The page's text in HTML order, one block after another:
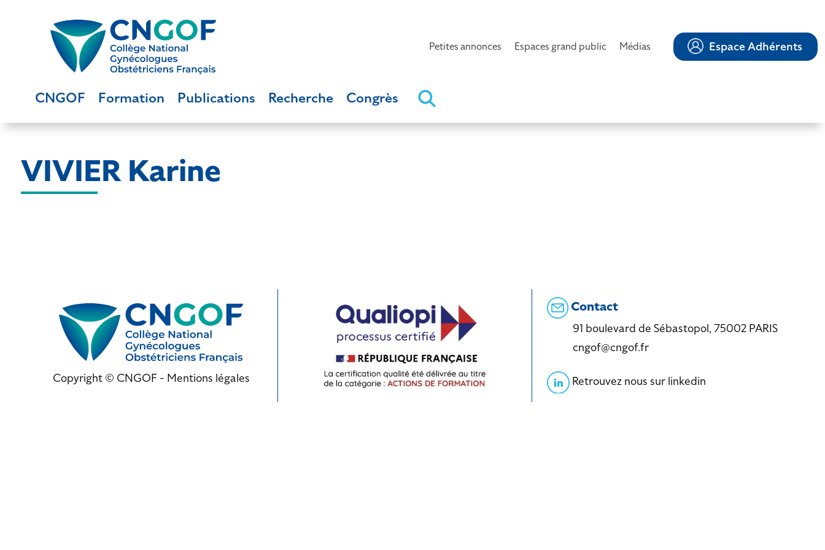
Petites annonces Espaces grand public Médias Espace Adhérents
CNGOF Formation Publications Recherche Congrès
VIVIER Karine
Copyright © CNGOF - Mentions légales
Contact
91 boulevard de Sébastopol, 75002 PARIS
cngof@cngof.fr
Retrouvez nous sur linkedin